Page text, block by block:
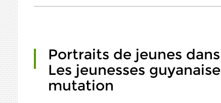
Portraits de jeunes
Les jeunesses
mutation